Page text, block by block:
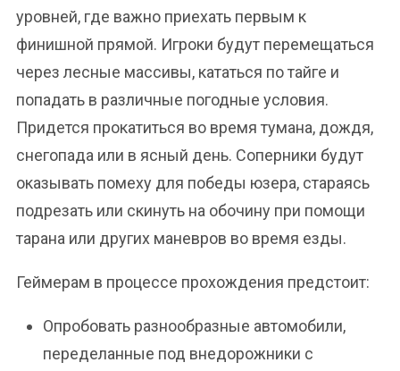
уровней, где важно приехать первым к
финишной прямой. Игроки будут перемещаться
через лесные массивы, кататься по тайге и
попадать в различные погодные условия.
Придется прокатиться во время тумана, дождя,
снегопада или в ясный день. Соперники будут
оказывать помеху для победы юзера, стараясь
подрезать или скинуть на обочину при помощи
тарана или других маневров во время езды.
Геймерам в процессе прохождения предстоит:
Опробовать разнообразные автомобили,
переделанные под внедорожники с